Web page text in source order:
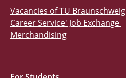
Vacancies of TU Braunschweig
Career Service' Job Exchange
Merchandising